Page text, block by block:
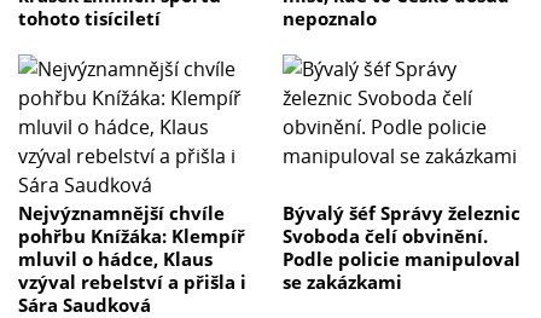
tohoto tisíciletí
nepoznalo
Nejvýznamnější chvíle
pohřbu Knížáka: Klempíř
mluvil o hádce, Klaus
vzýval rebelství a přišla i
Sára Saudková
Bývalý šéf Správy železnic
Svoboda čelí obvinění.
Podle policie manipuloval
se zakázkami